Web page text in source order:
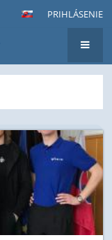
PRIHLÁSENIE